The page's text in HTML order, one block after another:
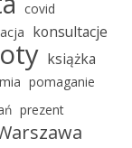
covid
konsultacje
książka
pomaganie
prezent